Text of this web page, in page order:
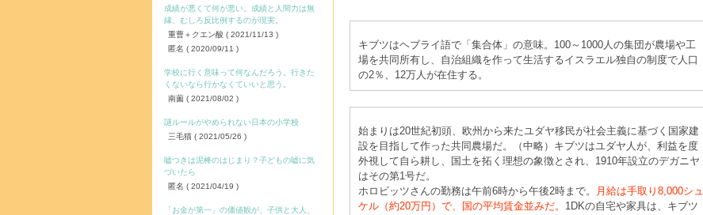
成績が悪くて何が悪い。成績と人間力は無
縁、むしろ反比例するのが現実。
重曹＋クエン酸 ( 2021/11/13 )
匿名 ( 2020/09/11 )
学校に行く意味って何なんだろう。行きた
くないなら行かなくていいと思う。
南薗 ( 2021/08/02 )
謎ルールがやめられない日本の小学校
三毛猫 ( 2021/05/26 )
嘘つきは泥棒のはじまり？子どもの嘘に気
づいたら
匿名 ( 2021/04/19 )
「お金が第一」の価値観が、子供と大人、
キブツはヘブライ語で「集合体」の意味。100～1000人の集団が農場や工
場を共同所有し、自治組織を作って生活するイスラエル独自の制度で人口
の2％、12万人が在住する。
始まりは20世紀初頭、欧州から来たユダヤ移民が社会主義に基づく国家建
設を目指して作った共同農場だ。（中略）キブツはユダヤ人が、利益を度
外視して自ら耕し、国土を拓く理想の象徴とされ、1910年設立のデガニヤ
はその第1号だ。
ホロビッツさんの勤務は午前6時から午後2時まで。
月給は手取り8,000シュ
ケル（約20万円）で、国の平均賃金並みだ。 1DKの自宅や家具は、キブツ